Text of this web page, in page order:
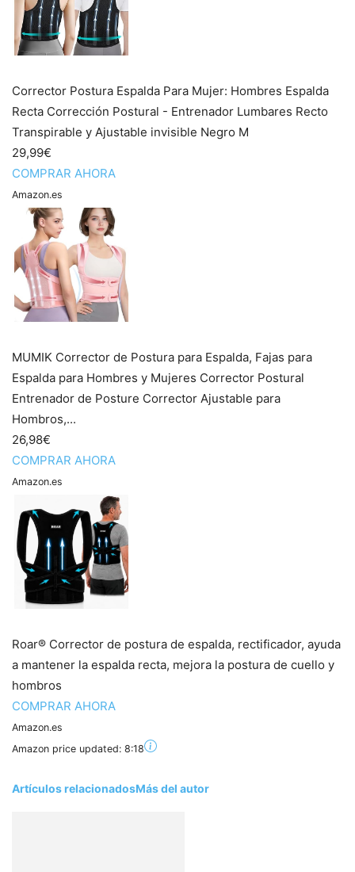
Corrector Postura Espalda Para Mujer: Hombres Espalda
Recta Corrección Postural - Entrenador Lumbares Recto
Transpirable y Ajustable invisible Negro M
29,99€
COMPRAR AHORA
Amazon.es
MUMIK Corrector de Postura para Espalda, Fajas para
Espalda para Hombres y Mujeres Corrector Postural
Entrenador de Posture Corrector Ajustable para
Hombros,...
26,98€
COMPRAR AHORA
Amazon.es
Roar® Corrector de postura de espalda, rectificador, ayuda
a mantener la espalda recta, mejora la postura de cuello y
hombros
COMPRAR AHORA
Amazon.es
Amazon price updated: 8:18
Artículos relacionadosMás del autor